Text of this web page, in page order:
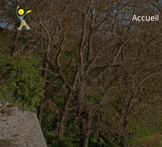
Accueil
Panneau de gestion des cookies